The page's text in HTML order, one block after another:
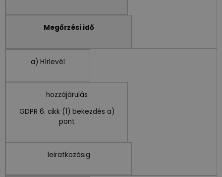
Megőrzési idő
a) Hírlevél
hozzájárulás
GDPR 6. cikk (1) bekezdés a)
pont
leiratkozásig